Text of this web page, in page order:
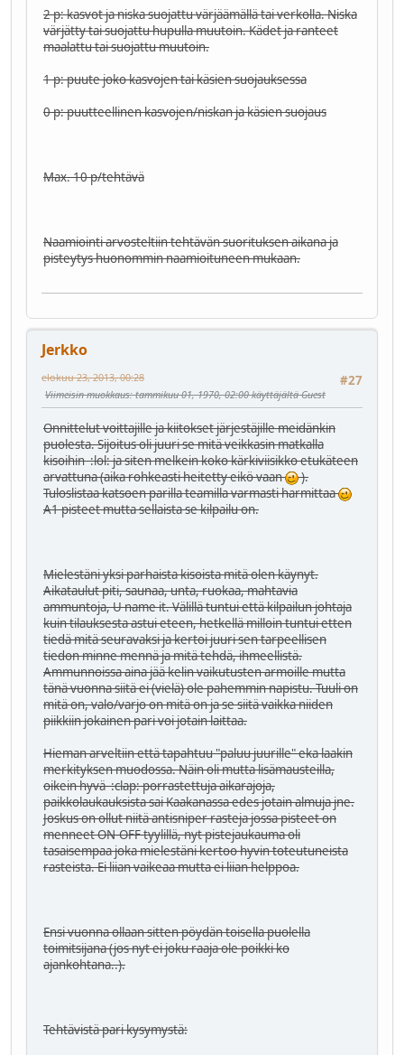
2 p: kasvot ja niska suojattu värjäämällä tai verkolla. Niska
värjätty tai suojattu hupulla muutoin. Kädet ja ranteet
maalattu tai suojattu muutoin.
1 p: puute joko kasvojen tai käsien suojauksessa
0 p: puutteellinen kasvojen/niskan ja käsien suojaus
Max. 10 p/tehtävä
Naamiointi arvosteltiin tehtävän suorituksen aikana ja
pisteytys huonommin naamioituneen mukaan.
Jerkko
#27
elokuu 23, 2013, 00:28
Viimeisin muokkaus: tammikuu 01, 1970, 02:00 käyttäjältä Guest
Onnittelut voittajille ja kiitokset järjestäjille meidänkin
puolesta. Sijoitus oli juuri se mitä veikkasin matkalla
kisoihin:lol:ja siten melkein koko kärkiviisikko etukäteen
arvattuna (aika rohkeasti heitetty eikö vaan
).
Tuloslistaa katsoen parilla teamilla varmasti harmittaa
A1 pisteet mutta sellaista se kilpailu on.
Mielestäni yksi parhaista kisoista mitä olen käynyt.
Aikataulut piti, saunaa, unta, ruokaa, mahtavia
ammuntoja, U name it. Välillä tuntui että kilpailun johtaja
kuin tilauksesta astui eteen, hetkellä milloin tuntui etten
tiedä mitä seuravaksi ja kertoi juuri sen tarpeellisen
tiedon minne mennä ja mitä tehdä, ihmeellistä.
Ammunnoissa aina jää kelin vaikutusten armoille mutta
tänä vuonna siitä ei (vielä) ole pahemmin napistu. Tuuli on
mitä on, valo/varjo on mitä on ja se siitä vaikka niiden
piikkiin jokainen pari voi jotain laittaa.
Hieman arveltiin että tapahtuu "paluu juurille" eka laakin
merkityksen muodossa. Näin oli mutta lisämausteilla,
oikein hyvä:clap:porrastettuja aikarajoja,
paikkolaukauksista sai Kaakanassa edes jotain almuja jne.
Joskus on ollut niitä antisniper rasteja jossa pisteet on
menneet ON-OFF tyylillä, nyt pistejaukauma oli
tasaisempaa joka mielestäni kertoo hyvin toteutuneista
rasteista. Ei liian vaikeaa mutta ei liian helppoa.
Ensi vuonna ollaan sitten pöydän toisella puolella
toimitsijana (jos nyt ei joku raaja ole poikki ko
ajankohtana..).
Tehtävistä pari kysymystä: